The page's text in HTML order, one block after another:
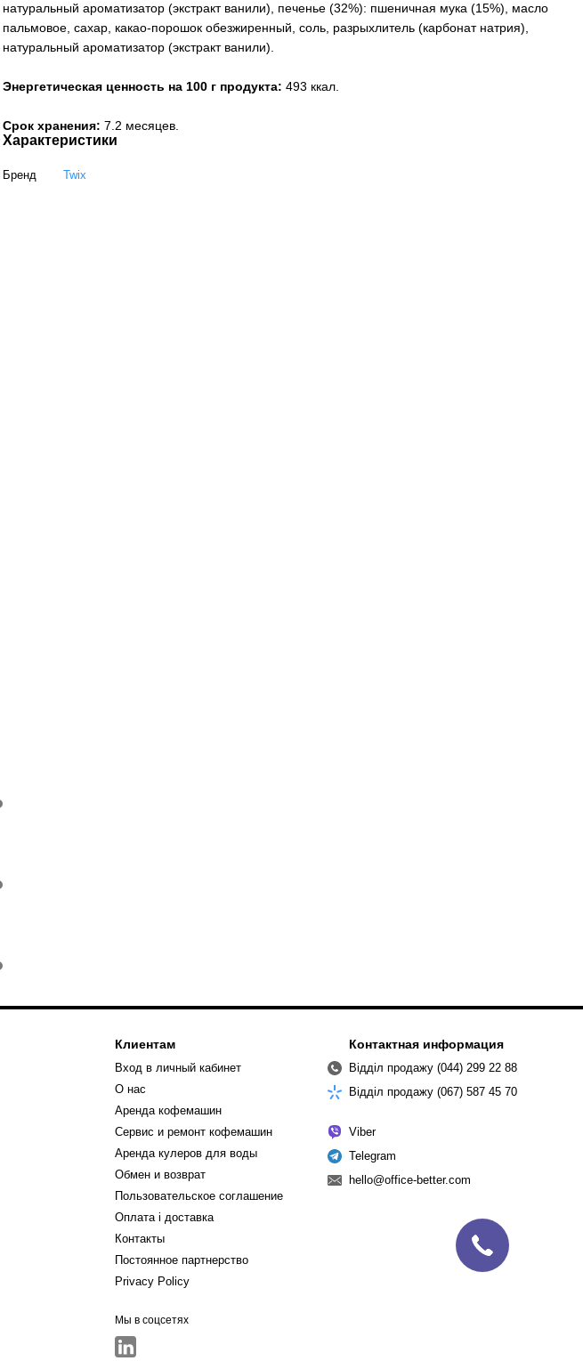
натуральный ароматизатор (экстракт ванили), печенье (32%): пшеничная мука (15%), масло
пальмовое, сахар, какао-порошок обезжиренный, соль, разрыхлитель (карбонат натрия),
натуральный ароматизатор (экстракт ванили).
Энергетическая ценность на 100 г продукта: 493 ккал.
Срок хранения: 7.2 месяцев.
Характеристики
Бренд Twix
Клиентам
Вход в личный кабинет
О нас
Аренда кофемашин
Сервис и ремонт кофемашин
Аренда кулеров для воды
Обмен и возврат
Пользовательское соглашение
Оплата і доставка
Контакты
Постоянное партнерство
Privacy Policy
Мы в соцсетях
Контактная информация
Відділ продажу (044) 299 22 88
Відділ продажу (067) 587 45 70
Viber
Telegram
hello@office-better.com